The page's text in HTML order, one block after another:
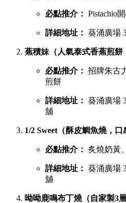
必點推介： Pistachio
詳細地址： 葵涌廣場
蕉積妹（人氣泰式香蕉煎餅
必點推介： 招牌朱古
煎餅
詳細地址： 葵涌廣場
舖
1/2 Sweet（酥皮鯛魚燒，口
必點推介： 炙燒奶黃
詳細地址： 葵涌廣場
舖
呦呦鹿鳴布丁燒（自家製3